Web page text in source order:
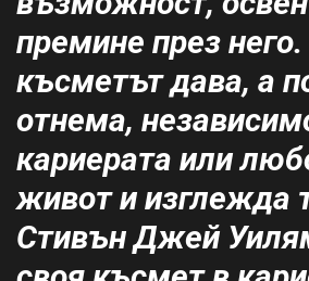
премине през
късметът дава, а
отнема,
кариерата или
живот и изглежда
Стивън Джей